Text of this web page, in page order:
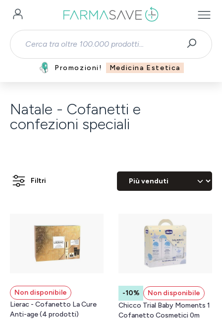
Passa al contenuto principale
Promozioni! Medicina Estetica
Natale - Cofanetti e
confezioni speciali
Filtri
Non disponibile
Lierac - Cofanetto La Cure
Anti-age (4 prodotti)
-10%
Non disponibile
Chicco Trial Baby Moments 1
Cofanetto Cosmetici 0m